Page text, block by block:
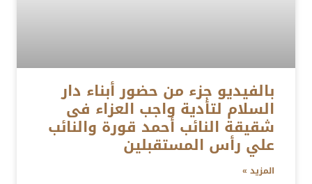
بالفيديو جزء من حضور أبناء دار
السلام لتأدية واجب العزاء فى
شقيقة النائب أحمد قورة والنائب
علي رأس المستقبلين
المزيد »